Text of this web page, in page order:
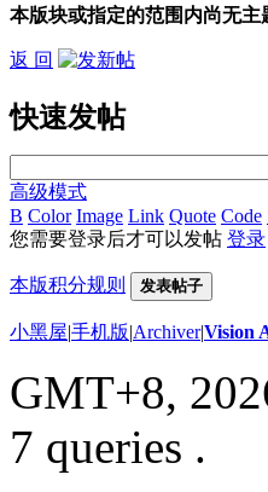
本版块或指定的范围内尚无主
返 回
快速发帖
高级模式
B Color Image Link Quote Code
您需要登录后才可以发帖 登录
本版积分规则 发表帖子
小黑屋|手机版|Archiver|Vision
GMT+8,
7 queries .